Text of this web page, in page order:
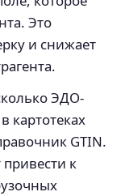
Это
и снижает
ЭДО-
картотеках
GTIN.
к